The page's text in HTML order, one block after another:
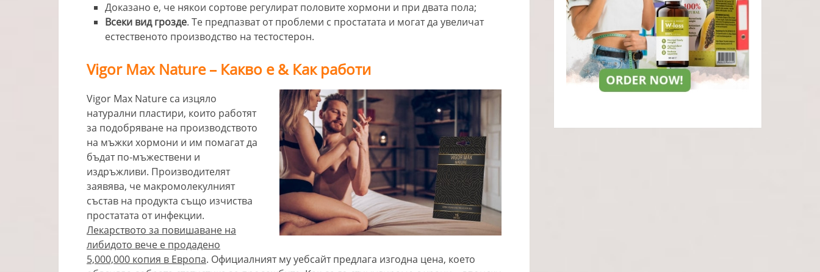
Доказано е, че някои сортове регулират половите хормони и при двата пола;
Всеки вид грозде. Те предпазват от проблеми с простатата и могат да увеличат
естественото производство на тестостерон.
Vigor Max Nature – Какво е & Как работи
Vigor Max Nature са изцяло
натурални пластири, които работят
за подобряване на производството
на мъжки хормони и им помагат да
бъдат по-мъжествени и
издръжливи. Производителят
заявява, че макромолекулният
състав на продукта също изчиства
простатата от инфекции.
Лекарството за повишаване на
либидото вече е продадено
5,000,000 копия в Европа. Официалният му уебсайт предлага изгодна цена, което